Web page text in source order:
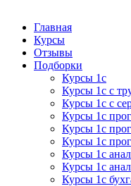
Курсы 1С
Курсы 1С официальная
Главная
Курсы
Отзывы
Подборки
Курсы 1с
Курсы 1с с
Курсы 1с с
Курсы 1с
Курсы 1с
Курсы 1с
Курсы 1с
Курсы 1с
Курсы 1с